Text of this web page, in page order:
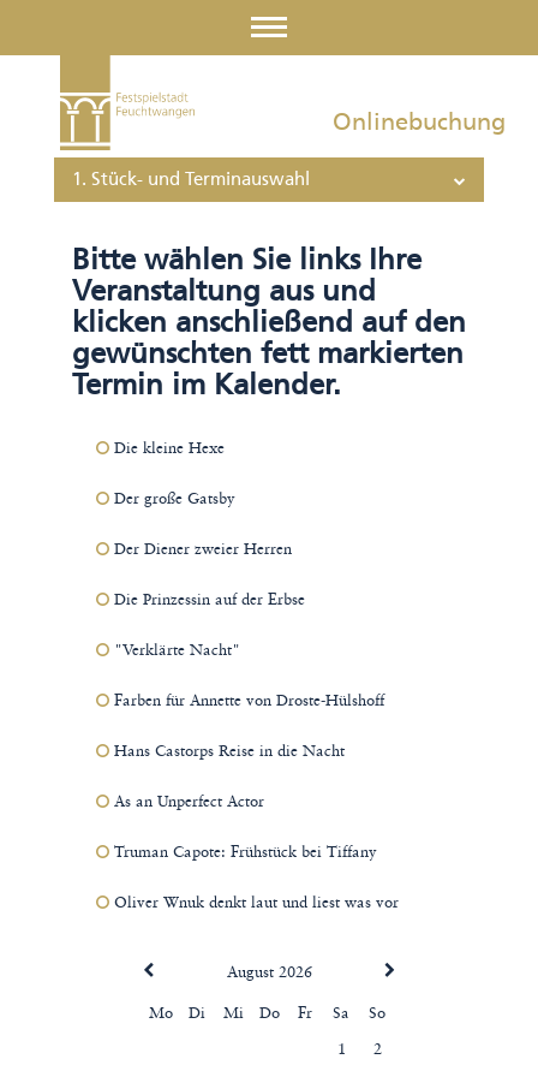
Onlinebuchung
1. Stück- und Terminauswahl
Bitte wählen Sie links Ihre
Veranstaltung aus und
klicken anschließend auf den
gewünschten fett markierten
Termin im Kalender.
Die kleine Hexe
Der große Gatsby
Der Diener zweier Herren
Die Prinzessin auf der Erbse
"Verklärte Nacht"
Farben für Annette von Droste-Hülshoff
Hans Castorps Reise in die Nacht
As an Unperfect Actor
Truman Capote: Frühstück bei Tiffany
Oliver Wnuk denkt laut und liest was vor
August 2026
Mo Di Mi Do Fr Sa So
1 2